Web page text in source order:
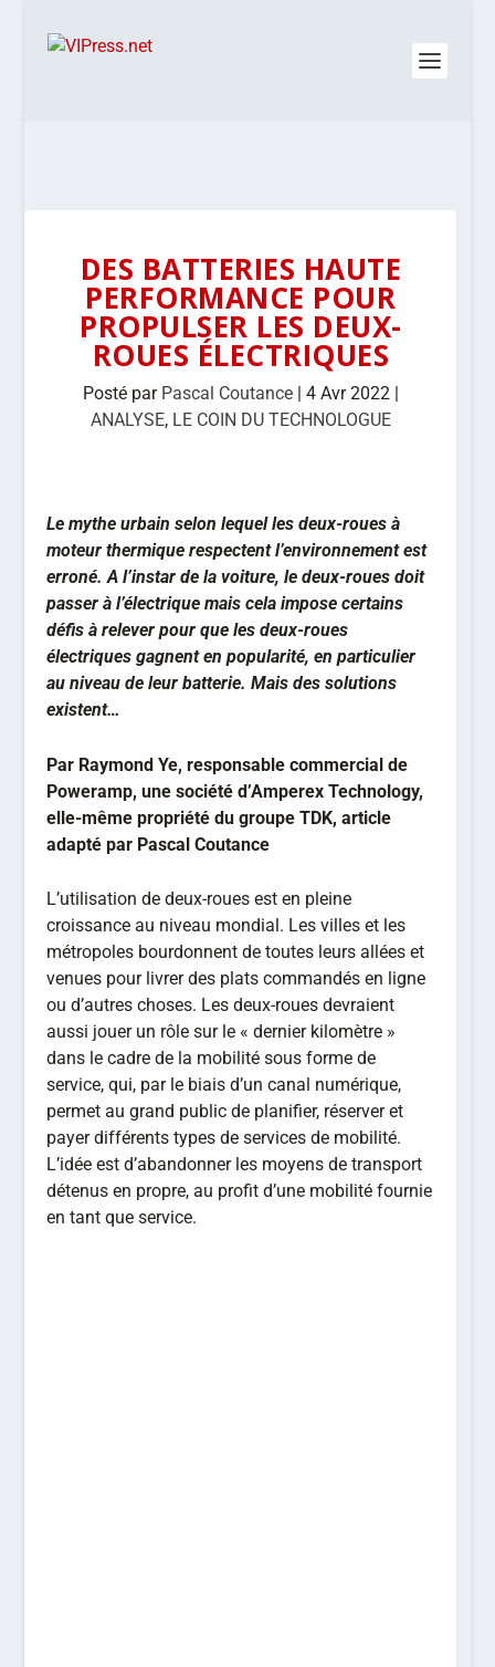
DES BATTERIES HAUTE
PERFORMANCE POUR
PROPULSER LES DEUX-
ROUES ÉLECTRIQUES
Posté par Pascal Coutance| 4 Avr 2022|
ANALYSE, LE COIN DU TECHNOLOGUE
Le mythe urbain selon lequel les deux-roues à
moteur thermique respectent l’environnement est
erroné. A l’instar de la voiture, le deux-roues doit
passer à l’électrique mais cela impose certains
défis à relever pour que les deux-roues
électriques gagnent en popularité, en particulier
au niveau de leur batterie. Mais des solutions
existent…
Par Raymond Ye, responsable commercial de
Poweramp, une société d’Amperex Technology,
elle-même propriété du groupe TDK, article
adapté par Pascal Coutance
L’utilisation de deux-roues est en pleine
croissance au niveau mondial. Les villes et les
métropoles bourdonnent de toutes leurs allées et
venues pour livrer des plats commandés en ligne
ou d’autres choses. Les deux-roues devraient
aussi jouer un rôle sur le « dernier kilomètre »
dans le cadre de la mobilité sous forme de
service, qui, par le biais d’un canal numérique,
permet au grand public de planifier, réserver et
payer différents types de services de mobilité.
L’idée est d’abandonner les moyens de transport
détenus en propre, au profit d’une mobilité fournie
en tant que service.